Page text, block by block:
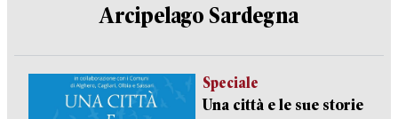
Arcipelago Sardegna
Speciale
Una città e le sue storie